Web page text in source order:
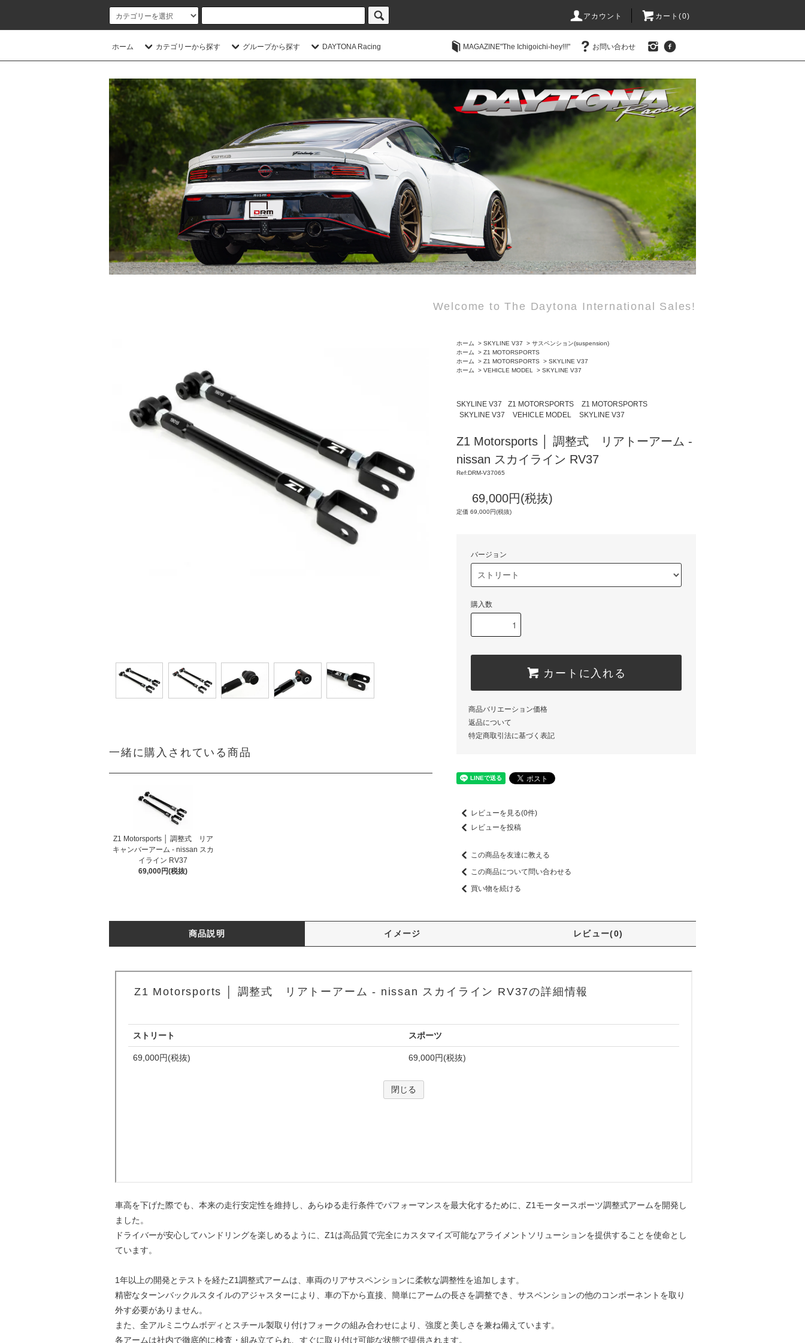
アカウント カート(0)
ホーム カテゴリーから探す グループから探す DAYTONA Racing MAGAZINE"The Ichigoichi-hey!!!" お問い合わせ
Welcome to The Daytona International Sales!
一緒に購入されている商品
Z1 Motorsports │ 調整式 リア
キャンバーアーム - nissan スカ
イライン RV37
69,000円(税抜)
ホーム > SKYLINE V37 > サスペンション(suspension)
ホーム
> Z1 MOTORSPORTS
ホーム
> Z1 MOTORSPORTS > SKYLINE V37
ホーム
> VEHICLE MODEL > SKYLINE V37
SKYLINE V37 Z1 MOTORSPORTS
Z1 MOTORSPORTS
SKYLINE V37
VEHICLE MODEL SKYLINE V37
Z1 Motorsports │ 調整式 リアトーアーム -
nissan スカイライン RV37
Ref:DRM-V37065
69,000円(税抜)
定価 69,000円(税抜)
バージョン
購入数
カートに入れる
商品バリエーション価格
返品について
特定商取引法に基づく表記
レビューを見る(0件)
レビューを投稿
この商品を友達に教える
この商品について問い合わせる
買い物を続ける
商品説明 イメージ レビュー(0)
車高を下げた際でも、本来の走行安定性を維持し、あらゆる走行条件でパフォーマンスを最大化するために、Z1モータースポーツ調整式アームを開発し
ました。
ドライバーが安心してハンドリングを楽しめるように、Z1は高品質で完全にカスタマイズ可能なアライメントソリューションを提供することを使命とし
ています。
1年以上の開発とテストを経たZ1調整式アームは、車両のリアサスペンションに柔軟な調整性を追加します。
精密なターンバックルスタイルのアジャスターにより、車の下から直接、簡単にアームの長さを調整でき、サスペンションの他のコンポーネントを取り
外す必要がありません。
また、全アルミニウムボディとスチール製取り付けフォークの組み合わせにより、強度と美しさを兼ね備えています。
各アームは社内で徹底的に検査・組み立てられ、すぐに取り付け可能な状態で提供されます。